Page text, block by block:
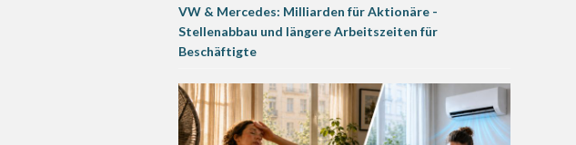
VW & Mercedes: Milliarden für Aktionäre -
Stellenabbau und längere Arbeitszeiten für
Beschäftigte